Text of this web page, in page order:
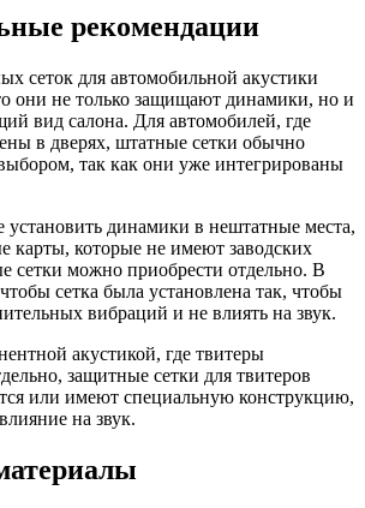
рекомендации
сеток для автомобильной акустики
они не только защищают динамики, но и
вид салона. Для автомобилей, где
в дверях, штатные сетки обычно
так как они уже интегрированы
установить динамики в нештатные места,
карты, которые не имеют заводских
сетки можно приобрести отдельно. В
сетка была установлена так, чтобы
вибраций и не влиять на звук.
акустикой, где твитеры
защитные сетки для твитеров
или имеют специальную конструкцию,
на звук.